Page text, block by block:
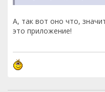
А, так вот оно что,
это приложение!